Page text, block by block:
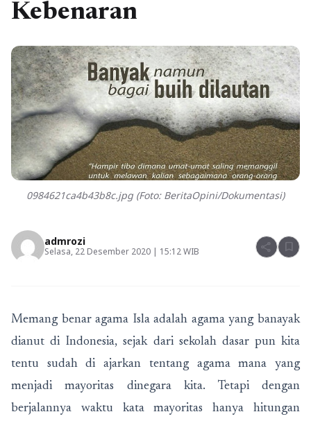
Kebenaran
0984621ca4b43b8c.jpg (Foto: BeritaOpini/Dokumentasi)
admrozi
Selasa, 22 Desember 2020 | 15:12 WIB share bookmark
Memang benar agama Isla adalah agama yang banayak
dianut di Indonesia, sejak dari sekolah dasar pun kita
tentu sudah di ajarkan tentang agama mana yang
menjadi mayoritas dinegara kita. Tetapi dengan
berjalannya waktu kata mayoritas hanya hitungan